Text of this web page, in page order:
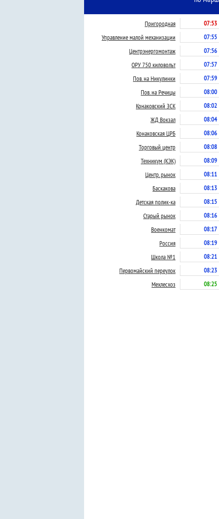
Пригородная 07:53
Управление малой механизации
07:55
Центрэнергомонтаж
07:56
ОРУ 750 киловольт
07:57
Пов. на Никулинки
07:59
Пов. на Речицы
08:00
Конаковский ЗСК
08:02
ЖД Вокзал
08:04
Конаковская ЦРБ
08:06
Торговый центр
08:08
Техникум (КЭК)
08:09
Центр. рынок
08:11
Баскакова
08:13
Детская полик-ка
08:15
Старый рынок
08:16
Военкомат
08:17
Россия
08:19
Школа №1
08:21
Первомайский переулок
08:23
Мехлесхоз
08:25